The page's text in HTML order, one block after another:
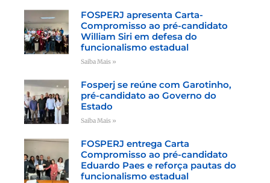
FOSPERJ apresenta Carta-
Compromisso ao pré-candidato
William Siri em defesa do
funcionalismo estadual
Saiba Mais »
Fosperj se reúne com Garotinho,
pré-candidato ao Governo do
Estado
Saiba Mais »
FOSPERJ entrega Carta
Compromisso ao pré-candidato
Eduardo Paes e reforça pautas do
funcionalismo estadual